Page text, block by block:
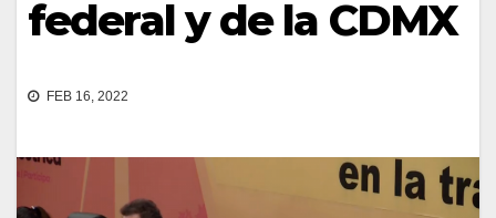
federal y de la CDMX
FEB 16, 2022